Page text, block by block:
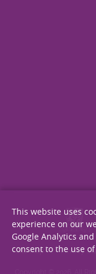
Site Map Privacy
Copyright © 2026. All
This website uses
experience on our
Google Analytics
consent to the use